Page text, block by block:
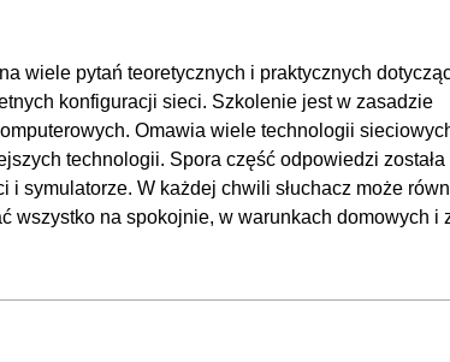
OGLĄDAJ »
[41]
wiele pytań teoretycznych i praktycznych
konfiguracji sieci. Szkolenie jest w zasadzie
Omawia wiele technologii
technologii. Spora część odpowiedzi została
i symulatorze. W każdej chwili słuchacz może
wszystko na spokojnie, w warunkach domowych i